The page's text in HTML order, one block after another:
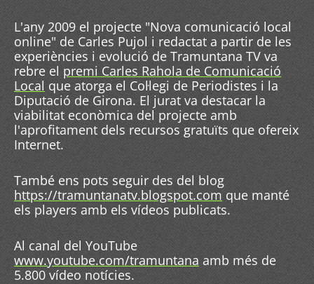
L'any 2009 el projecte "Nova comunicació local
online" de Carles Pujol i redactat a partir de les
experiències i evolució de Tramuntana TV va
rebre el premi Carles Rahola de Comunicació
Local que atorga el Col·legi de Periodistes i la
Diputació de Girona. El jurat va destacar la
viabilitat econòmica del projecte amb
l'aprofitament dels recursos gratuïts que ofereix
Internet.
També ens pots seguir des del blog
https://tramuntanatv.blogspot.com que manté
els players amb els vídeos publicats.
Al canal del YouTube
www.youtube.com/tramuntana amb més de
5.800 vídeo notícies.